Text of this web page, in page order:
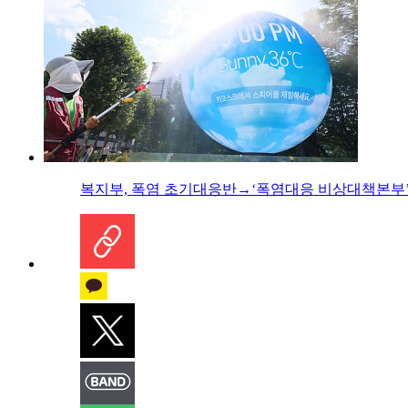
복지부, 폭염 초기대응반→‘폭염대응 비상대책본부